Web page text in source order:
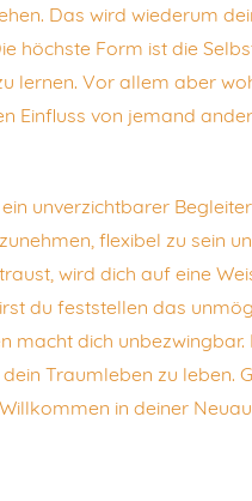
Das wird wiederum
höchste Form ist die
lernen. Vor allem aber
Einfluss von jemand
unverzichtbarer
flexibel zu sein
wird dich auf eine
du feststellen das
macht dich
Traumleben zu leben.
in deiner